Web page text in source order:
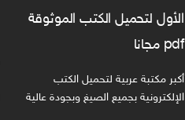
الأول لتحميل الكتب الموثوقة
pdf مجانا
أكبر مكتبة عربية لتحميل الكتب
الإلكترونية بجميع الصيغ وبجودة عالية